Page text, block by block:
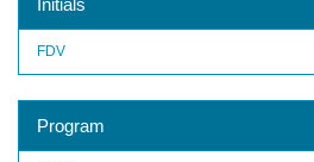
FDV
Program